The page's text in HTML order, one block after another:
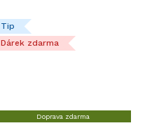
Tip
Dárek zdarma
Doprava zdarma